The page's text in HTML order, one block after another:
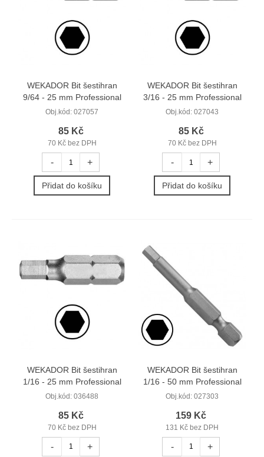
WEKADOR Bit šestihran
9/64 - 25 mm Professional
Obj.kód: 027057
85 Kč
70 Kč bez DPH
- +
Přidat do košíku
WEKADOR Bit šestihran
3/16 - 25 mm Professional
Obj.kód: 027043
85 Kč
70 Kč bez DPH
- +
Přidat do košíku
WEKADOR Bit šestihran
1/16 - 25 mm Professional
Obj.kód: 036488
85 Kč
70 Kč bez DPH
- +
WEKADOR Bit šestihran
1/16 - 50 mm Professional
Obj.kód: 027303
159 Kč
131 Kč bez DPH
- +